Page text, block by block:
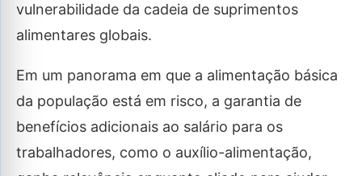
vulnerabilidade da cadeia de suprimentos
alimentares globais.
Em um panorama em que a alimentação básica
da população está em risco, a garantia de
benefícios adicionais ao salário para os
trabalhadores, como o auxílio-alimentação,